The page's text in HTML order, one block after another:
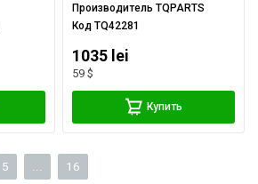
ПроизводительTQPARTS
КодTQ42281
1035 lei
59 $
Купить
5 16